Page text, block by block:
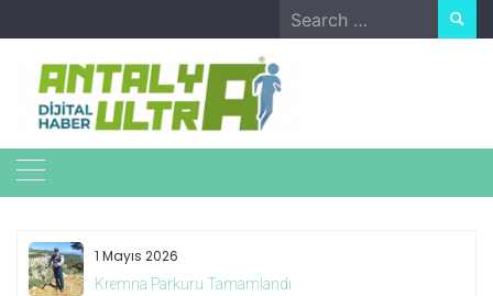
to
content
Search
for:
1 Mayıs 2026
Kremna Parkuru Tamamlandı